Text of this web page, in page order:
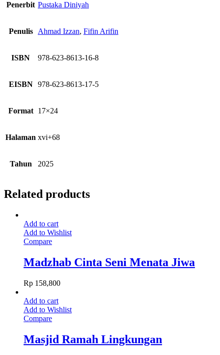
Penerbit Pustaka Diniyah
Penulis Ahmad Izzan, Fifin Arifin
ISBN 978-623-8613-16-8
EISBN 978-623-8613-17-5
Format 17×24
Halaman xvi+68
Tahun 2025
Related products
Add to cart
Add to Wishlist
Compare
Madzhab Cinta Seni Menata Jiwa
Rp 158,800
Add to cart
Add to Wishlist
Compare
Masjid Ramah Lingkungan